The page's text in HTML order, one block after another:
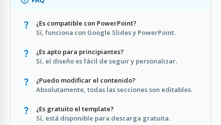
¿Es compatible con PowerPoint?
Sí, funciona con Google Slides y PowerPoint.
¿Es apto para principiantes?
Sí, el diseño es fácil de seguir y personalizar.
¿Puedo modificar el contenido?
Absolutamente, todas las secciones son editables.
¿Es gratuito el template?
Sí, está disponible para descarga gratuita.